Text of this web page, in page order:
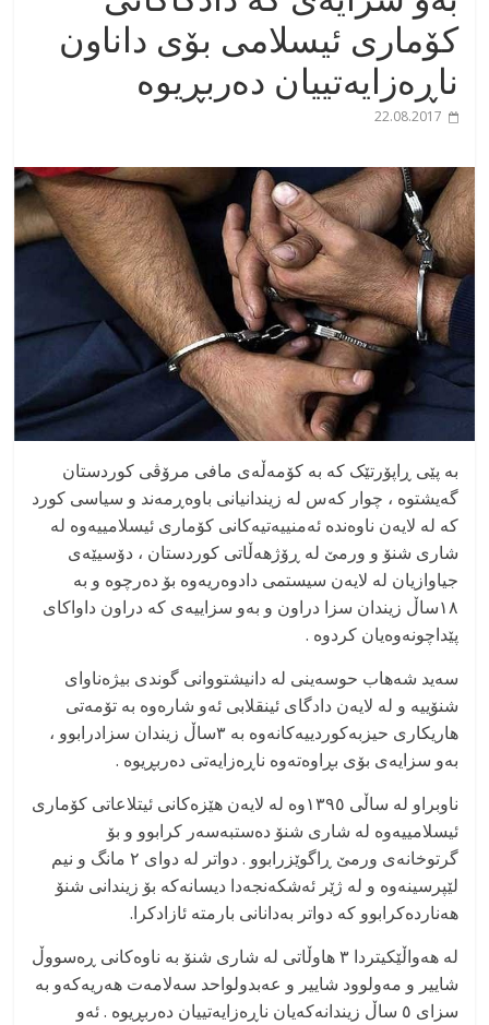
کۆماری ئیسلامی بۆی داناون
ناڕەزایەتییان دەربڕیوە
22.08.2017
بە پێی ڕاپۆرتێک کە بە کۆمەڵەی مافی مرۆڤی کوردستان
گەیشتوە ، چوار کەس لە زیندانیانی باوەڕمەند و سیاسی کورد
کە لە لایەن ناوەندە ئەمنییەتیەکانی کۆماری ئیسلامییەوە لە
شاری شنۆ و ورمێ لە ڕۆژهەڵاتی کوردستان ، دۆسیێەی
جیاوازیان لە لایەن سیستمی دادوەریەوە بۆ دەرچوە و بە
۱٨ساڵ زیندان سزا دراون و بەو سزاییەی کە دراون داواکای
پێداچونەوەیان کردوە .
سەید شەهاب حوسەینی لە دانیشتووانی گوندی بیژەناوای
شنۆییە و لە لایەن دادگای ئینقلابی ئەو شارەوە بە تۆمەتی
هاریکاری حیزبەکوردییەکانەوە بە ۳ساڵ زیندان سزادرابوو ،
بەو سزایەی بۆی بڕاوەتەوە ناڕەزایەتی دەربڕیوە .
ناوبراو لە ساڵی ۱۳۹٥وە لە لایەن هێزەکانی ئیتلاعاتی کۆماری
ئیسلامییەوە لە شاری شنۆ دەستبەسەر کرابوو و بۆ
گرتوخانەی ورمێ ڕاگوێزرابوو . دواتر لە دوای ۲ مانگ و نیم
لێپرسینەوە و لە ژێر ئەشکەنجەدا دیسانەکە بۆ زیندانی شنۆ
هەناردەکرابوو کە دواتر بەدانانی بارمتە ئازادکرا.
لە هەواڵێکیتردا ۳ هاوڵاتی لە شاری شنۆ بە ناوەکانی ڕەسووڵ
شاییر و مەولوود شاییر و عەبدولواحد سەلامەت هەریەکەو بە
سزای ٥ ساڵ زیندانەکەیان ناڕەزایەتییان دەربڕیوە . ئەو